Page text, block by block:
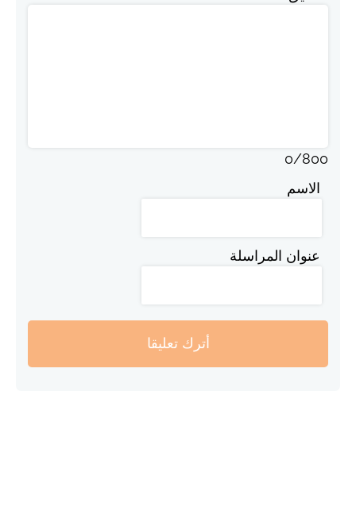
0/800
الاسم
عنوان المراسلة
أترك تعليقا